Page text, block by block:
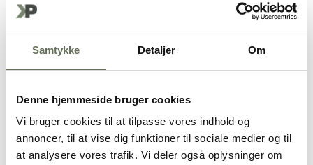
Samtykke Detaljer Om
Denne hjemmeside bruger cookies
Vi bruger cookies til at tilpasse vores indhold og
annoncer, til at vise dig funktioner til sociale medier og til
at analysere vores trafik. Vi deler også oplysninger om
FÅ ET TILBUD